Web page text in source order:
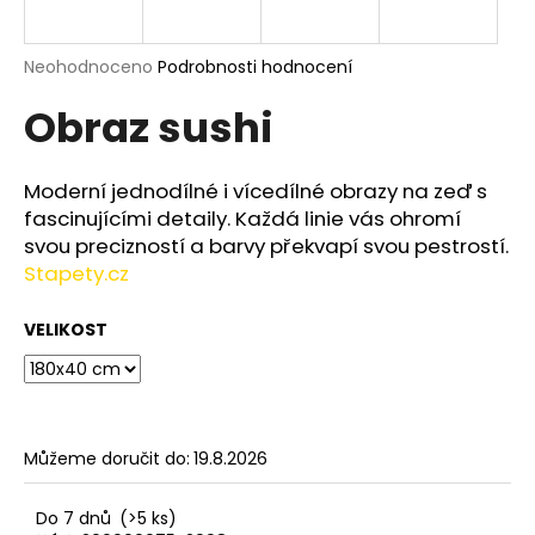
Průměrné
produktu
je
z
5
hvězdiček.
Neohodnoceno Podrobnosti hodnocení
Obraz sushi
Moderní jednodílné i vícedílné obrazy na zeď s
fascinujícími detaily. Každá linie vás ohromí
svou precizností a barvy překvapí svou pestrostí.
Stapety.cz
VELIKOST
Můžeme doručit do: 19.8.2026
Do 7 dnů (>5 ks)
j
t
?
D
o
r
u